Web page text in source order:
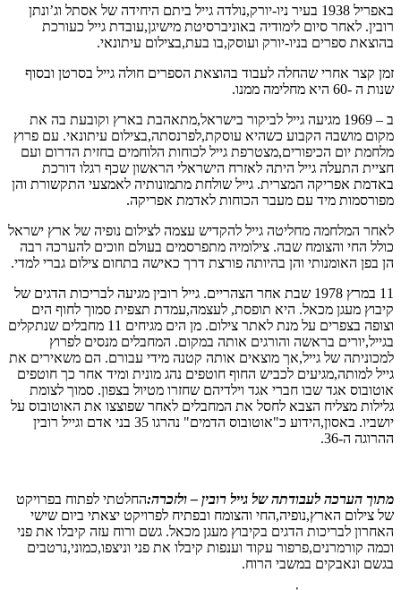
באפריל 1938 בעיר ניו-יורק,נולדה גייל ביתם היחידה של אסתל וג’ונתן
רובין. לאחר סיום לימודיה באוניברסיטת מישיגן,עובדת גייל כעורכת
בהוצאת ספרים בניו-יורק ועוסק,בו בעת,בצילום עיתונאי.
זמן קצר אחרי שהחלה לעבוד בהוצאת הספרים חולה גייל בסרטן ובסוף
שנות ה -60 היא מחלימה ממנו.
ב – 1969 מגיעה גייל לביקור בישראל,מתאהבת בארץ וקובעת בה את
מקום מושבה הקבוע כשהיא עוסקת,לפרנסתה,בצילום עיתונאי. עם פרוץ
מלחמת יום הכיפורים,מצטרפת גייל לכוחות הלוחמים בחזית הדרום ועם
חציית התעלה גייל היתה לאזרח הישראלי הראשון שכף רגלו דורכת
באדמת אפריקה המצרית. גייל שולחת מתמונותיה לאמצעי התקשורת והן
מפורסמות מיד עם מעבר הכוחות לאדמת אפריקה.
לאחר המלחמה מחליטה גייל להקדיש עצמה לצילום נופיה של ארץ ישראל
כולל החי והצומח שבה. צילומיה מתפרסמים בעולם וזוכים להערכה רבה
הן בפן האומנותי והן בהיותה פורצת דרך כאישה בתחום צילום גברי למדי.
11 במרץ 1978 שבת אחר הצהריים. גייל רובין מגיעה לבריכות הדגים של
קיבוץ מעגן מכאל. היא תופסת, לעצמה,עמדת תצפית סמוך לחוף הים
וצופה בצפרים על מנת לאתר צילום. מן הים מגיחים 11 מחבלים שנתקלים
בגייל,יורים בראשה והורגים אותה במקום. המחבלים מנסים לפרוץ
למכוניתה של גייל,אך מוצאים אותה קטנה מידי עבורם. הם משאירים את
גייל למותה,מגיעים לכביש החוף חוטפים נהג מונית ומיד אחר כך חוטפים
אוטובוס אגד שבו חברי אגד וילדיהם שחזרו מטיול בצפון. סמוך לצומת
גלילות מצליח הצבא לחסל את המחבלים לאחר שפוצצו את האוטובוס על
יושביו. באסון,הידוע כ"אוטובוס הדמים" נהרגו 35 בני אדם וגייל רובין
ההרוגה ה-36.
מתוך הערכה לעבודתה של גייל רובין – ולזכרה:החלטתי לפתוח בפרויקט
של צילום הארץ,נופיה,החי והצומח ובפתיח לפרויקט יצאתי ביום שישי
האחרון לבריכות הדגים בקיבוץ מעגן מכאל. גשם ורוח עזה קיבלו את פני
וכמה קורמרנים,פרפור עקוד וענפות קיבלו את פני וניצפו,כמוני,נרטבים
בגשם ונאבקים במשבי הרוח.